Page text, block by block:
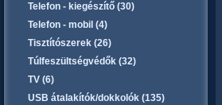
Telefon - kiegészítő (30)
Telefon - mobil (4)
Tisztítószerek (26)
Túlfeszültségvédők (32)
TV (6)
USB átalakítók/dokkolók (135)